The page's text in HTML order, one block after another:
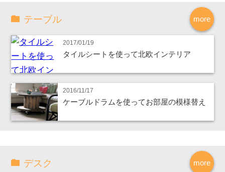
more
テーブル
2017/01/19
タイルシートを使って北欧インテリア
2016/11/17
ケーブルドラムを使ってお部屋の模様替え
more
デスク